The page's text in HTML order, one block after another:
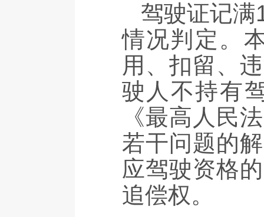
驾驶证记满
情况判定。
用、扣留、
驶人不持有
《最高人民
若干问题的
应驾驶资格
追偿权。